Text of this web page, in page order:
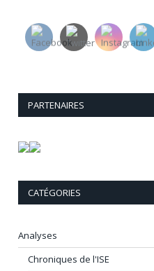
PARTENAIRES
CATÉGORIES
Analyses
Chroniques de l'ISE